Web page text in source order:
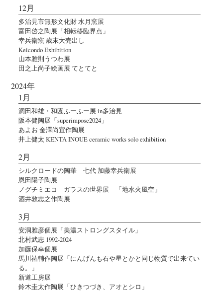
12月
多治見市無形文化財 水月窯展
富田啓之陶展「相転移臨界点」
幸兵衛窯 歳末大売出し
Keicondo Exhibition
山本雅則うつわ展
田之上尚子絵画展 てとてと
2024年
1月
洞田和雄・和園ふーふー展 in多治見
阪本健陶展「superimpose2024」
あよお 金澤尚宜作陶展
井上健太 KENTA INOUE ceramic works solo exhibition
2月
シルクロードの陶華 七代 加藤幸兵衛展
恩田陽子陶展
ノグチミエコ ガラスの世界展 「地水火風空」
酒井敦志之作陶展
3月
安洞雅彦個展「美濃ストロングスタイル」
北村武志 1992-2024
加藤保幸個展
馬川祐輔作陶展「にんげんも石や星とかと同じ物質で出来てい
る。」
新道工房展
鈴木圭太作陶展「ひきつづき、アオとシロ」